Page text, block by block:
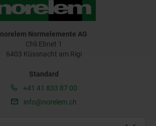
norelem Normelemente AG
Chli Ebnet 1
6403 Küssnacht am Rigi
Standard
+41 41 833 87 00
info@norelem.ch